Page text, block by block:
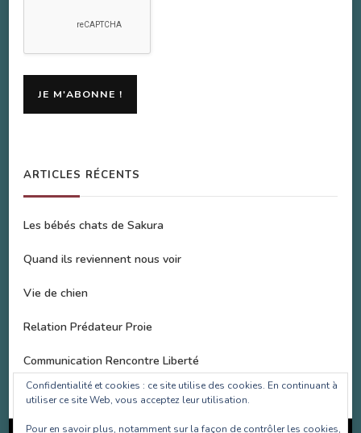
ARTICLES RÉCENTS
Les bébés chats de Sakura
Quand ils reviennent nous voir
Vie de chien
Relation Prédateur Proie
Communication Rencontre Liberté
Confidentialité et cookies : ce site utilise des cookies. En continuant à
utiliser ce site Web, vous acceptez leur utilisation.
Pour en savoir plus, notamment sur la façon de contrôler les cookies,